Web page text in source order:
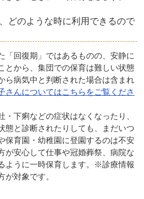
どのような時に利用できるので
回復期」ではあるものの、安静に
とから、集団での保育は難しい状態
ら病気中と判断された場合は含まれ
さんについてはこちらをご覧くださ
下痢などの症状はなくなったり、
態と診断されたりしても、まだいつ
保育園・幼稚園に登園するのは不安
が安心して仕事や冠婚葬祭、病院な
ように一時保育します。※診療情報
が対象です。